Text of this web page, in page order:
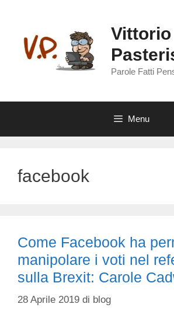
contenuto
Vittorio
Parole Fatti
Menu
facebook
Come Facebook ha
manipolare i voti nel
sulla Brexit: Carole
28 Aprile 2019 di blog